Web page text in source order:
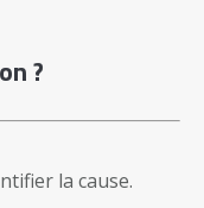
?
la cause.